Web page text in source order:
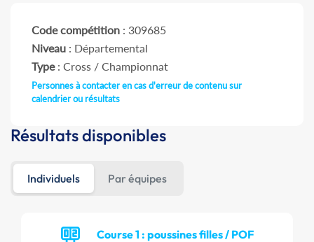
Code compétition : 309685
Niveau : Départemental
Type: Cross / Championnat
Personnes à contacter en cas d'erreur de contenu sur
calendrier ou résultats
Résultats disponibles
Individuels Par équipes
Course 1 : poussines filles / POF